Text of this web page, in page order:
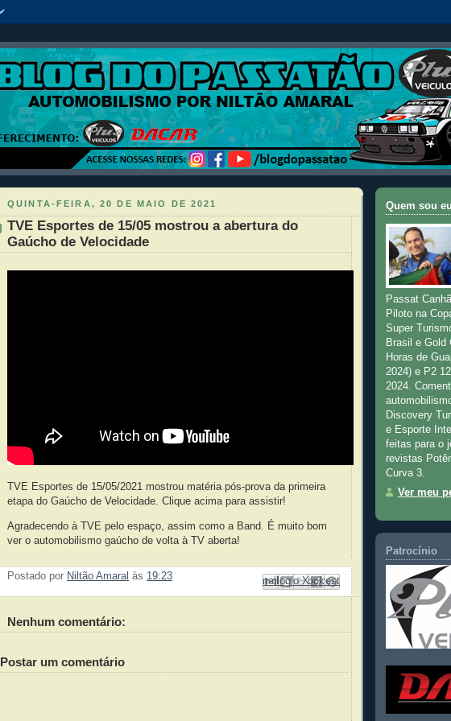
QUINTA-FEIRA, 20 DE MAIO DE 2021
TVE Esportes de 15/05 mostrou a abertura do
Gaúcho de Velocidade
TVE Esportes de 15/05/2021 mostrou matéria pós-prova da primeira
etapa do Gaúcho de Velocidade. Clique acima para assistir!
Agradecendo à TVE pelo espaço, assim como a Band. É muito bom
ver o automobilismo gaúcho de volta à TV aberta!
Postado por Niltão Amaral às 19:23 Enviar por e-mail
Postar no blog!
Compartilhar no X
Compartilhar no Facebook
Compartilhar com o Pinterest
Nenhum comentário:
Postar um comentário
Quem sou
Passat
Piloto na
Super
Brasil e
Horas de
2024) e P2
2024.
Discovery
e Esporte
feitas para o
revistas
Curva 3.
Ver meu
Patrocínio